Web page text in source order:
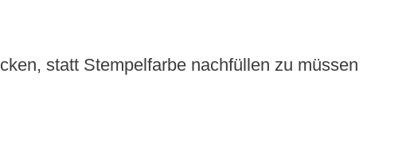
statt Stempelfarbe nachfüllen zu müssen